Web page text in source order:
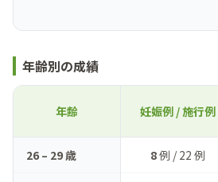
年齢別の成績
年齢 妊娠例 / 施行例
26 – 29 歳 8例 / 22 例